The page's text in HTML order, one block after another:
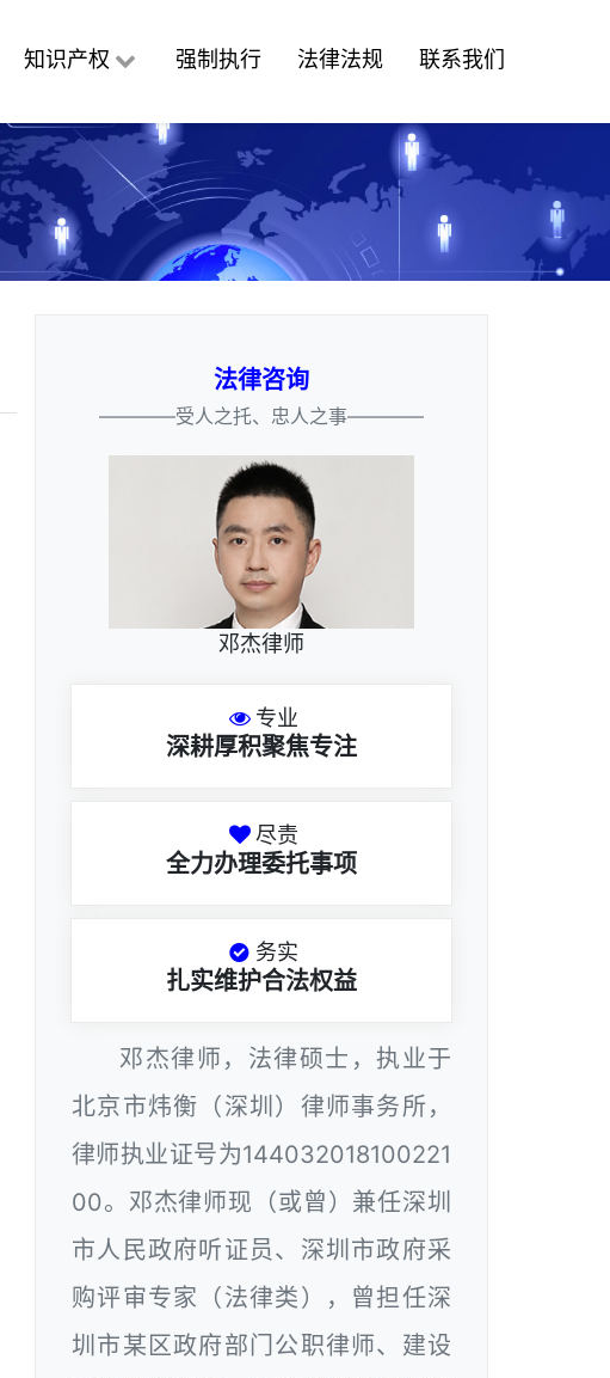
知识产权 强制执行 法律法规 联系我们
法律咨询
————受人之托、忠人之事————
邓杰律师
专业
深耕厚积聚焦专注
尽责
全力办理委托事项
务实
扎实维护合法权益
邓杰律师，法律硕士，执业于
北京市炜衡（深圳）律师事务所，
律师执业证号为144032018100221
00。邓杰律师现（或曾）兼任深圳
市人民政府听证员、深圳市政府采
购评审专家（法律类），曾担任深
圳市某区政府部门公职律师、建设